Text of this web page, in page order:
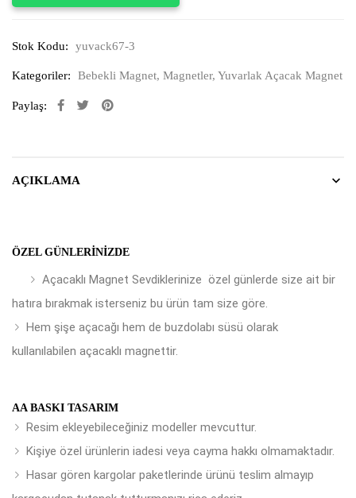
Stok Kodu: yuvack67-3
Kategoriler: Bebekli Magnet, Magnetler, Yuvarlak Açacak Magnet
Paylaş:
AÇIKLAMA
ÖZEL GÜNLERINIZDE
Açacaklı Magnet Sevdiklerinize özel günlerde size ait bir
hatıra bırakmak isterseniz bu ürün tam size göre.
Hem şişe açacağı hem de buzdolabı süsü olarak
kullanılabilen açacaklı magnettir.
AA BASKI TASARIM
Resim ekleyebileceğiniz modeller mevcuttur.
Kişiye özel ürünlerin iadesi veya cayma hakkı olmamaktadır.
Hasar gören kargolar paketlerinde ürünü teslim almayıp